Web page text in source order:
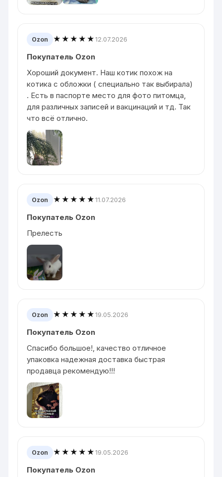
Ozon ★★★★★12.07.2026
Покупатель Ozon
Хороший документ. Наш котик похож на
котика с обложки ( специально так выбирала)
. Есть в паспорте место для фото питомца,
для различных записей и вакцинаций и тд. Так
что всё отлично.
Ozon ★★★★★11.07.2026
Покупатель Ozon
Прелесть
Ozon ★★★★★19.05.2026
Покупатель Ozon
Спасибо большое!, качество отличное
упаковка надежная доставка быстрая
продавца рекомендую!!!
Ozon ★★★★★19.05.2026
Покупатель Ozon